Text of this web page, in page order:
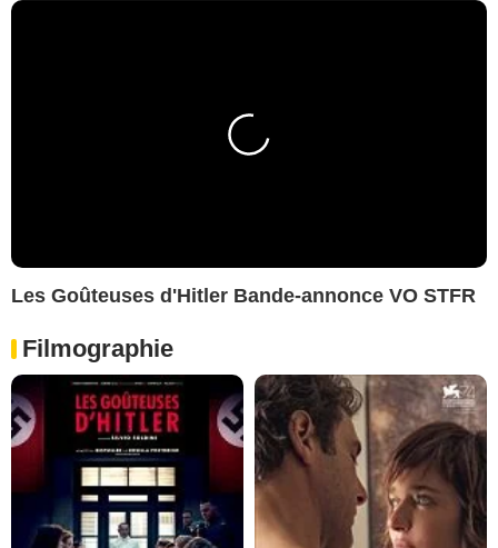
Les Goûteuses d'Hitler Bande-annonce VO STFR
Filmographie